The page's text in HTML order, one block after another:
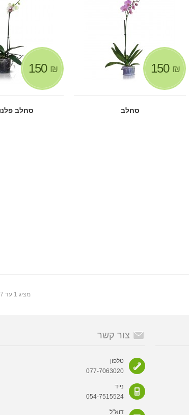
סחלב
₪
150
סחלב
₪
150
מציג 1 עד 7 מתוך 7 (1 עמודים)
צור קשר
טלפון
077-7063020
נייד
054-7515524
דוא"ל